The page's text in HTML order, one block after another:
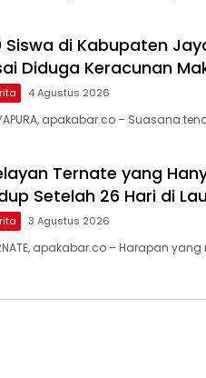
Siswa di Kabupaten
Diduga Keracunan
4 Agustus 2026
apakabar.co – Suasana
Ternate yang
Setelah 26 Hari di
3 Agustus 2026
apakabar.co – Harapan